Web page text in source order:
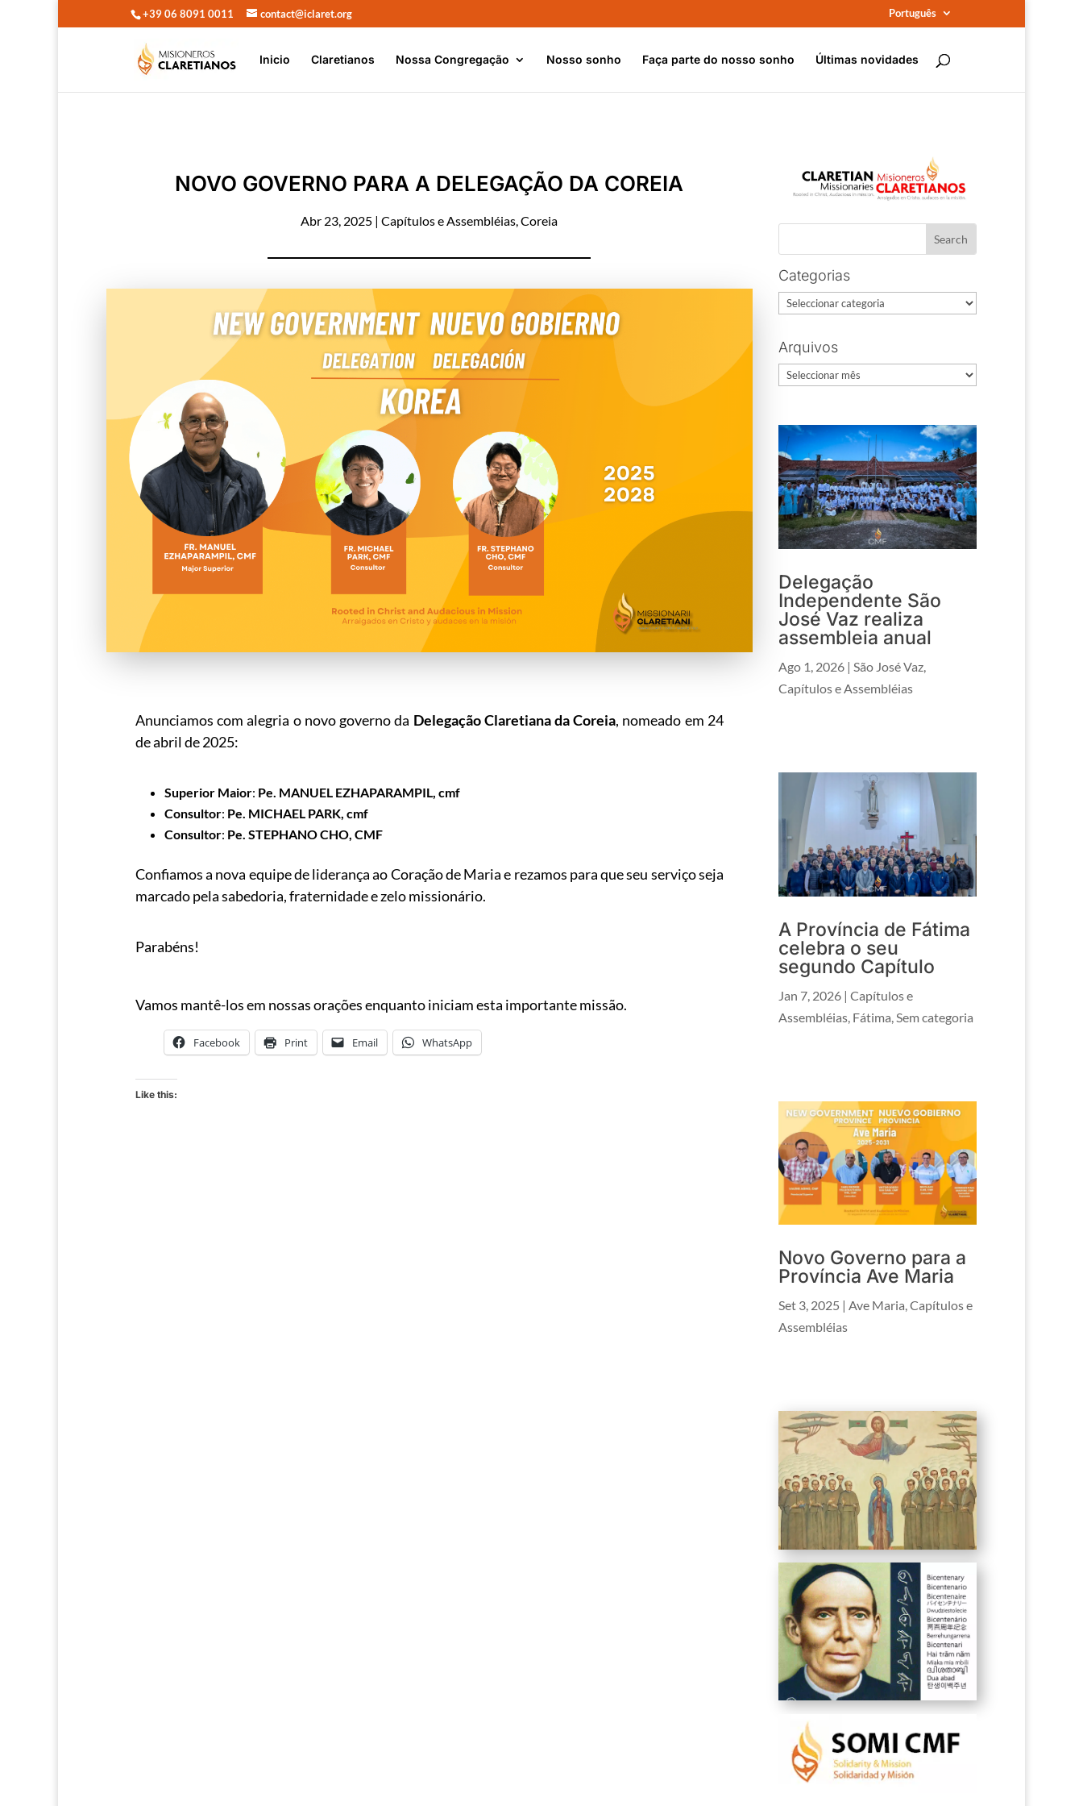
+39 06 8091 0011 contact@iclaret.org Português
Inicio Claretianos Nossa Congregação Nosso sonho Faça parte do nosso sonho Últimas novidades
NOVO GOVERNO PARA A DELEGAÇÃO DA COREIA
Abr 23, 2025 |Capítulos e Assembléias,Coreia
Anunciamos com alegria o novo governo da Delegação Claretiana da Coreia, nomeado em 24
de abril de 2025:
Superior Maior: Pe. MANUEL EZHAPARAMPIL, cmf
Consultor: Pe. MICHAEL PARK, cmf
Consultor: Pe. STEPHANO CHO, CMF
Confiamos a nova equipe de liderança ao Coração de Maria e rezamos para que seu serviço seja
marcado pela sabedoria, fraternidade e zelo missionário.
Parabéns!
Vamos mantê-los em nossas orações enquanto iniciam esta importante missão.
Facebook Print Email WhatsApp
Like this:
Categorias
Categorias
Arquivos
Arquivos
Delegação
Independente São
José Vaz realiza
assembleia anual
Ago 1, 2026 |São José Vaz,
Capítulos e Assembléias
A Província de Fátima
celebra o seu
segundo Capítulo
Jan 7, 2026 |Capítulos e
Assembléias Fátima Sem categoria
Novo Governo para a
Província Ave Maria
Set 3, 2025 |Ave Maria,Capítulos e
Assembléias